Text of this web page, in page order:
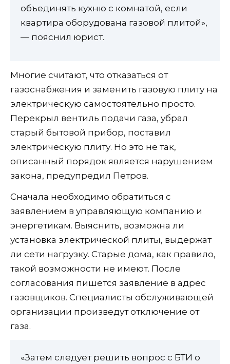
объединять кухню с комнатой, если
квартира оборудована газовой плитой»,
— пояснил юрист.
Многие считают, что отказаться от
газоснабжения и заменить газовую плиту на
электрическую самостоятельно просто.
Перекрыл вентиль подачи газа, убрал
старый бытовой прибор, поставил
электрическую плиту. Но это не так,
описанный порядок является нарушением
закона, предупредил Петров.
Сначала необходимо обратиться с
заявлением в управляющую компанию и
энергетикам. Выяснить, возможна ли
установка электрической плиты, выдержат
ли сети нагрузку. Старые дома, как правило,
такой возможности не имеют. После
согласования пишется заявление в адрес
газовщиков. Специалисты обслуживающей
организации произведут отключение от
газа.
«Затем следует решить вопрос с БТИ о